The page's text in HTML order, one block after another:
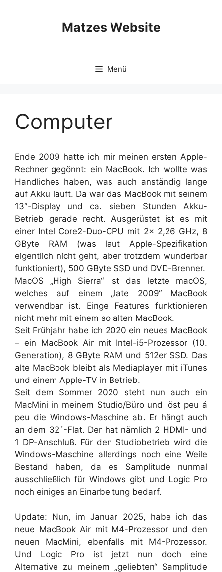
Matzes Website
Menü
Computer
Ende 2009 hatte ich mir meinen ersten Apple-
Rechner gegönnt: ein MacBook. Ich wollte was
Handliches haben, was auch anständig lange
auf Akku läuft. Da war das MacBook mit seinem
13″-Display und ca. sieben Stunden Akku-
Betrieb gerade recht. Ausgerüstet ist es mit
einer Intel Core2-Duo-CPU mit 2x 2,26 GHz, 8
GByte RAM (was laut Apple-Spezifikation
eigentlich nicht geht, aber trotzdem wunderbar
funktioniert), 500 GByte SSD und DVD-Brenner.
MacOS „High Sierra“ ist das letzte macOS,
welches auf einem „late 2009“ MacBook
verwendbar ist. Einge Features funktionieren
nicht mehr mit einem so alten MacBook.
Seit Frühjahr habe ich 2020 ein neues MacBook
– ein MacBook Air mit Intel-i5-Prozessor (10.
Generation), 8 GByte RAM und 512er SSD. Das
alte MacBook bleibt als Mediaplayer mit iTunes
und einem Apple-TV in Betrieb.
Seit dem Sommer 2020 steht nun auch ein
MacMini in meinem Studio/Büro und löst peu á
peu die Windows-Maschine ab. Er hängt auch
an dem 32´-Flat. Der hat nämlich 2 HDMI- und
1 DP-Anschluß. Für den Studiobetrieb wird die
Windows-Maschine allerdings noch eine Weile
Bestand haben, da es Samplitude nunmal
ausschließlich für Windows gibt und Logic Pro
noch einiges an Einarbeitung bedarf.
Update: Nun, im Januar 2025, habe ich das
neue MacBook Air mit M4-Prozessor und den
neuen MacMini, ebenfalls mit M4-Prozessor.
Und Logic Pro ist jetzt nun doch eine
Alternative zu meinem „geliebten“ Samplitude